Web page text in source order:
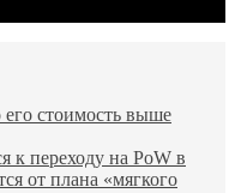
стоимость выше
к переходу на PoW в
от плана «мягкого